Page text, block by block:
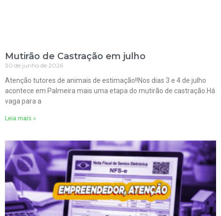
Mutirão de Castração em julho
30 de junho de 2026
Atenção tutores de animais de estimação!!Nos dias 3 e 4 de julho
acontece em Palmeira mais uma etapa do mutirão de castração.Há
vaga para a
Leia mais »